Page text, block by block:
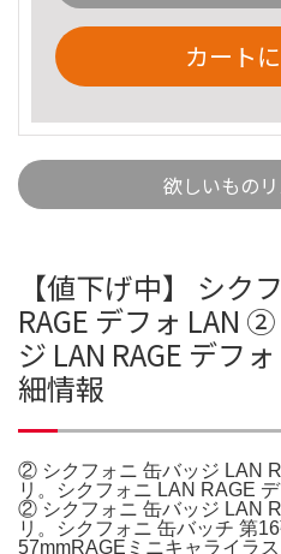
カート
欲しいもの
【値下げ中】 シク
RAGE デフォ LAN
ジ LAN RAGE デフ
細情報
② シクフォニ 缶バッジ LAN
リ。シクフォニ LAN RAGE
② シクフォニ 缶バッジ LAN
リ。シクフォニ 缶バッチ 第
57mmRAGEミニキャライラ